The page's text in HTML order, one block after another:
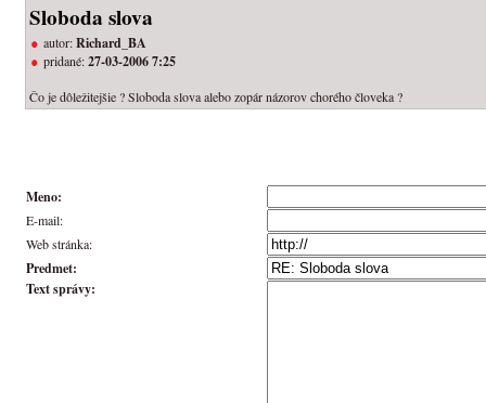
Sloboda slova
autor:Richard_BA
pridané:27-03-2006 7:25
Čo je dôležitejšie ? Sloboda slova alebo zopár názorov chorého človeka ?
Meno:
E-mail:
Web stránka:
Predmet:
Text správy: